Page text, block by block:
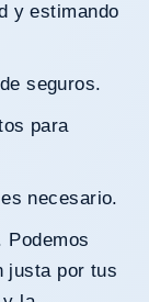
seguros.
necesario.
Podemos
justa por tus